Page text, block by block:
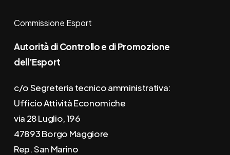
Commissione Esport
Autorità di Controllo e di Promozione
dell’Esport
c/o Segreteria tecnico amministrativa:
Ufficio Attività Economiche
via 28 Luglio, 196
47893 Borgo Maggiore
Rep. San Marino